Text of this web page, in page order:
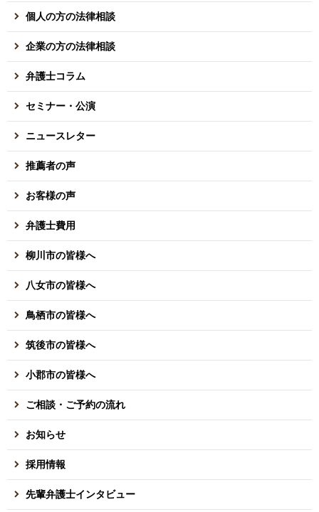
個人の方の法律相談
企業の方の法律相談
弁護士コラム
セミナー・公演
ニュースレター
推薦者の声
お客様の声
弁護士費用
柳川市の皆様へ
八女市の皆様へ
鳥栖市の皆様へ
筑後市の皆様へ
小郡市の皆様へ
ご相談・ご予約の流れ
お知らせ
採用情報
先輩弁護士インタビュー